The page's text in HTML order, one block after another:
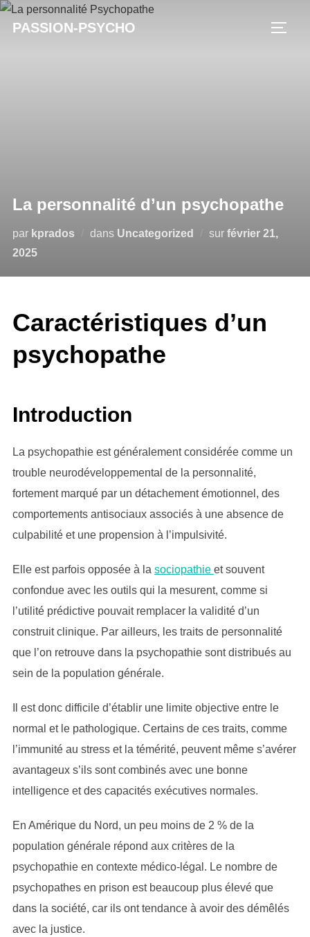
Aller
PASSION-PSYCHO
La personnalité d’un psychopathe
par kprados dans Uncategorized sur Publié
février 21,
2025
Caractéristiques d’un
psychopathe
Introduction
La psychopathie est généralement considérée comme un
trouble neurodéveloppemental de la personnalité,
fortement marqué par un détachement émotionnel, des
comportements antisociaux associés à une absence de
culpabilité et une propension à l’impulsivité.
Elle est parfois opposée à la sociopathie et souvent
confondue avec les outils qui la mesurent, comme si
l’utilité prédictive pouvait remplacer la validité d’un
construit clinique. Par ailleurs, les traits de personnalité
que l’on retrouve dans la psychopathie sont distribués au
sein de la population générale.
Il est donc difficile d’établir une limite objective entre le
normal et le pathologique. Certains de ces traits, comme
l’immunité au stress et la témérité, peuvent même s’avérer
avantageux s’ils sont combinés avec une bonne
intelligence et des capacités exécutives normales.
En Amérique du Nord, un peu moins de 2 % de la
population générale répond aux critères de la
psychopathie en contexte médico-légal. Le nombre de
psychopathes en prison est beaucoup plus élevé que
dans la société, car ils ont tendance à avoir des démêlés
avec la justice.